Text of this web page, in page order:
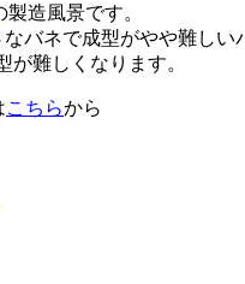
製造風景です。
なバネで成型がやや難しい
が難しくなります。
こちらから